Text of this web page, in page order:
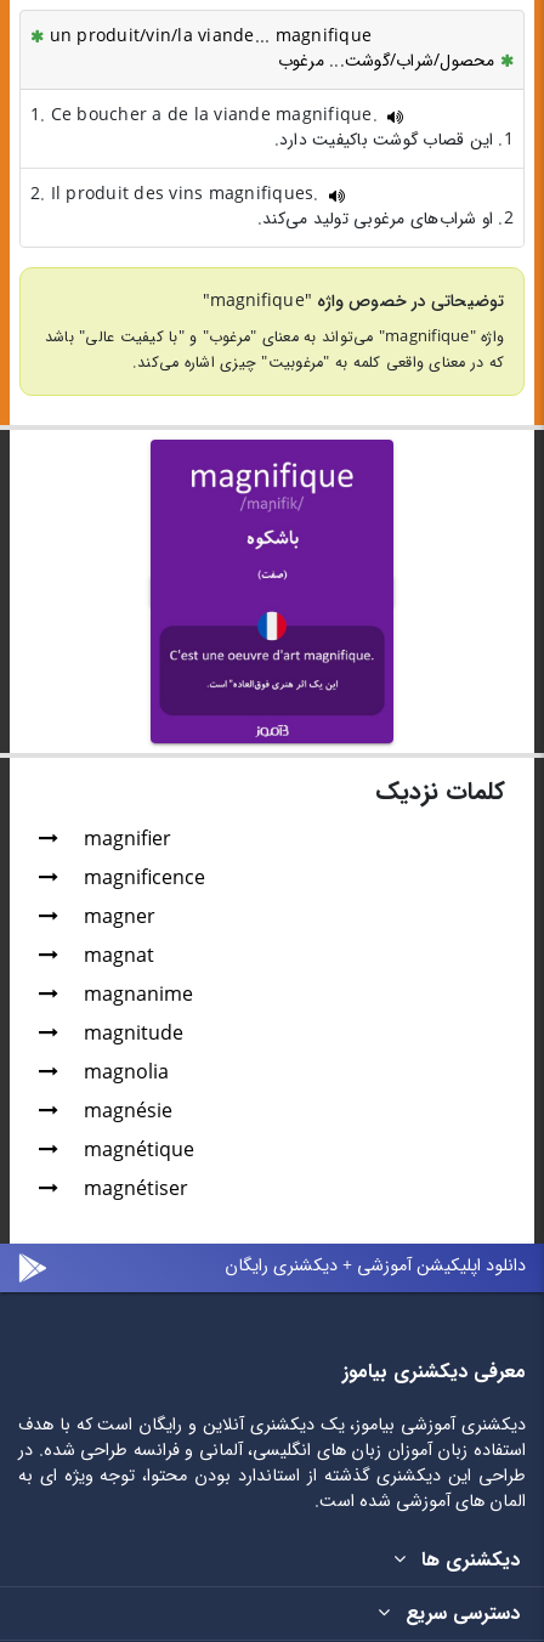
un produit/vin/la viande... magnifique
محصول/شراب/گوشت... مرغوب
1. Ce boucher a de la viande magnifique.
1. این قصاب گوشت باکیفیت دارد.
2. Il produit des vins magnifiques.
2. او شراب‌های مرغوبی تولید می‌کند.
توضیحاتی در خصوص واژه "magnifique"
واژه "magnifique" می‌تواند به معنای "مرغوب" و "با کیفیت عالی" باشد
که در معنای واقعی کلمه به "مرغوبیت" چیزی اشاره می‌کند.
کلمات نزدیک
magnifier
magnificence
magner
magnat
magnanime
magnitude
magnolia
magnésie
magnétique
magnétiser
دانلود اپلیکیشن آموزشی + دیکشنری رایگان
معرفی دیکشنری بیاموز
دیکشنری آموزشی بیاموز، یک دیکشنری آنلاین و رایگان است که با هدف
استفاده زبان آموزان زبان های انگلیسی، آلمانی و فرانسه طراحی شده. در
طراحی این دیکشنری گذشته از استاندارد بودن محتوا، توجه ویژه ای به
المان های آموزشی شده است.
دیکشنری ها
دسترسی سریع